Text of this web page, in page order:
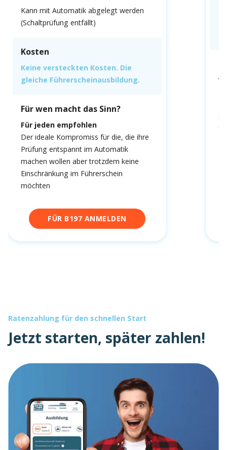
Kann mit Automatik abgelegt werden
(Schaltprüfung entfällt)
Kosten
Keine versteckten Kosten. Die
gleiche Führerscheinausbildung.
Für wen macht das Sinn?
Für jeden empfohlen
Der ideale Kompromiss für die, die ihre
Prüfung entspannt im Automatik
machen wollen aber trotzdem keine
Einschränkung im Führerschein
möchten
FÜR B197 ANMELDEN
Ratenzahlung für den schnellen Start
Jetzt starten, später zahlen!